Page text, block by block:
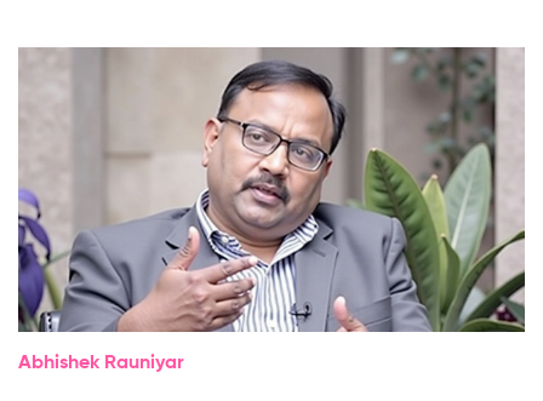
Abhishek Rauniyar